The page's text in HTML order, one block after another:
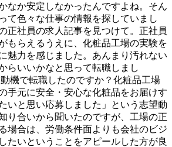
なか安定しなかったんですよね。そん
て色々な仕事の情報を探していまし
正社員の求人記事を見つけて。正社員
もらえるうえに、化粧品工場の実験を
魅力を感じました。あんまり汚れない
らいいかなと思って転職しまし
機で転職したのですか？化粧品工場
手元に安全・安心な化粧品をお届けす
いと思い応募しました」という志望動
り合いから聞いたのですが、工場の正
場合は、労働条件面よりも会社のビジ
たいということをアピールした方が良